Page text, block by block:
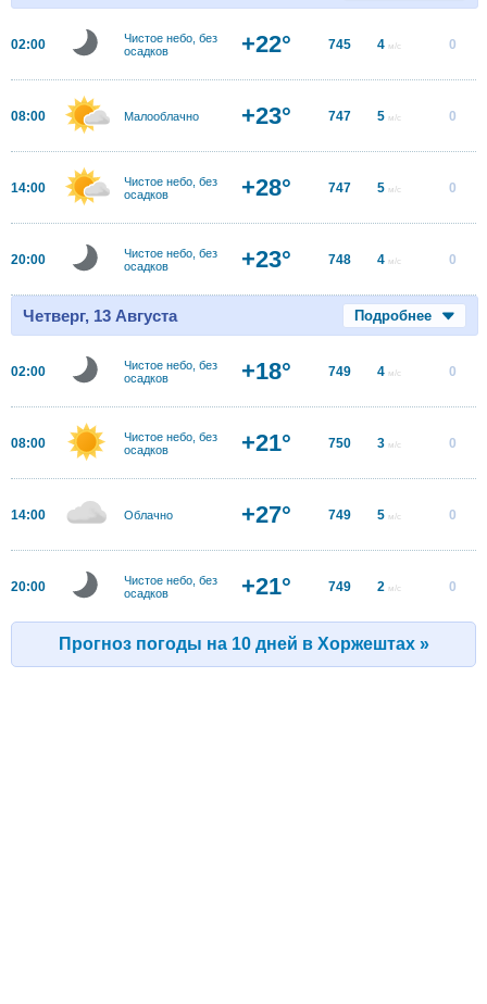
02:00
Чистое небо, без
осадков
+22° 745 4 м/с 0
08:00 Малооблачно +23° 747 5 м/с 0
14:00
Чистое небо, без
осадков
+28° 747 5 м/с 0
20:00
Чистое небо, без
осадков
+23° 748 4 м/с 0
Четверг, 13 Августа Подробнее
02:00
Чистое небо, без
осадков
+18° 749 4 м/с 0
08:00
Чистое небо, без
осадков
+21° 750 3 м/с 0
14:00 Облачно +27° 749 5 м/с 0
20:00
Чистое небо, без
осадков
+21° 749 2 м/с 0
Прогноз погоды на 10 дней в Хоржештах »